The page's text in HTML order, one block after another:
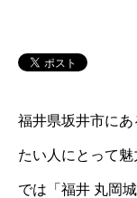
福井県坂井市に
たい人にとって
では「福井 丸岡